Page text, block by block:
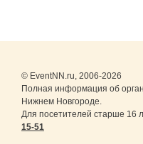
© EventNN.ru, 2006-2026
Полная информация об
Нижнем Новгороде.
Для посетителей старше 16
15-51